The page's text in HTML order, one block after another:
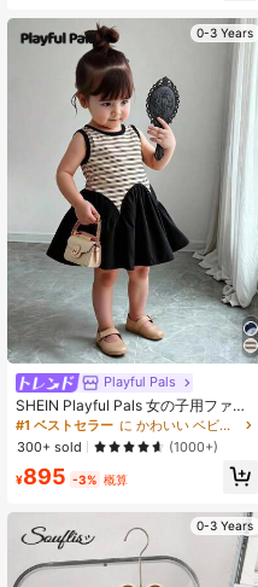
ック 2 in 1 ドレス
0-3 Years
Playful Pals
SHEIN Playful Pals 女の子用ファッ
ショナブルなストライプ柄エレガン
トなオールマッチカジュアルドレ
ス、春夏シーズンに活躍
#1 ベストセラー
に かわいい ベビーガールのドレス
300+ sold
(1000+)
¥895 -3% 概算
0-3 Years